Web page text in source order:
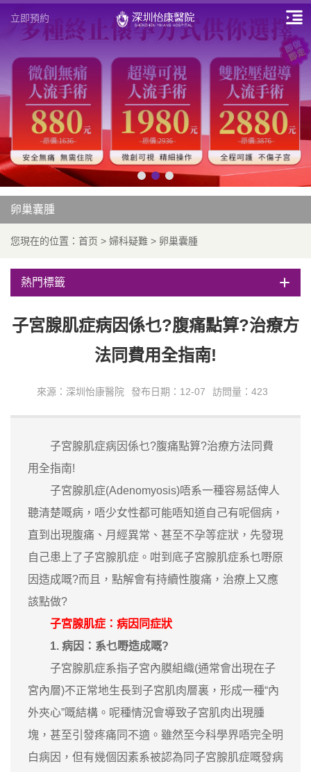
立即預約
卵巢囊腫
您現在的位置： 首页 > 婦科疑難 > 卵巢囊腫
熱門標籤
子宮腺肌症病因係乜?腹痛點算?治療方
法同費用全指南!
來源：深圳怡康醫院 發布日期：12-07 訪問量：423
子宮腺肌症病因係乜?腹痛點算?治療方法同費
用全指南!
子宮腺肌症(Adenomyosis)唔系一種容易話俾人
聽清楚嘅病，唔少女性都可能唔知道自己有呢個病，
直到出現腹痛、月經異常、甚至不孕等症狀，先發現
自己患上了子宮腺肌症。咁到底子宮腺肌症系乜嘢原
因造成嘅?而且，點解會有持續性腹痛，治療上又應
該點做?
子宮腺肌症：病因同症狀
1. 病因：系乜嘢造成嘅?
子宮腺肌症系指子宮內膜組織(通常會出現在子
宮內層)不正常地生長到子宮肌肉層裏，形成一種“內
外夾心”嘅結構。呢種情況會導致子宮肌肉出現腫
塊，甚至引發疼痛同不適。雖然至今科學界唔完全明
白病因，但有幾個因素系被認為同子宮腺肌症嘅發病